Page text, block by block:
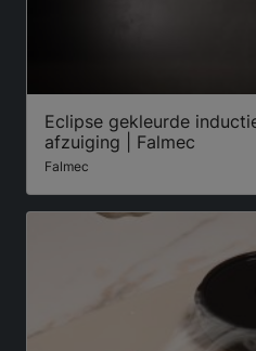
Eclipse gekleurde
afzuiging | Falmec
Falmec